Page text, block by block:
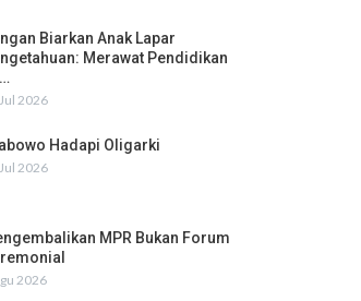
Biarkan Anak Lapar
Merawat Pendidikan
2026
Hadapi Oligarki
2026
MPR Bukan Forum
2026